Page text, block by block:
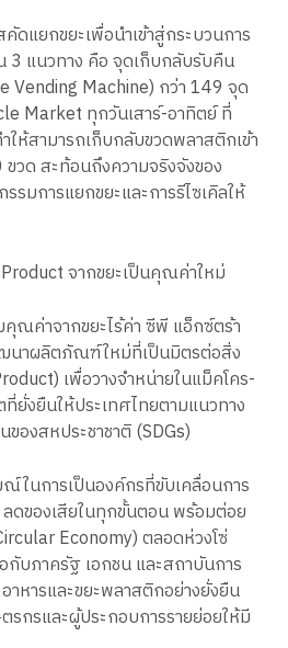
ดแยกขยะเพื่อนำเข้าสู่กระบวนการ
3 แนวทาง คือ จุดเก็บกลับรับคืน
Vending Machine) กว่า 149 จุด
Market ทุกวันเสาร์-อาทิตย์ ที่
ให้สามารถเก็บกลับขวดพลาสติกเข้า
วด สะท้อนถึงความจริงจังของ
มการแยกขยะและการรีไซเคิลให้
จากขยะเป็นคุณค่าใหม่
ณค่าจากขยะไร้ค่า ซีพี แอ็กซ์ตร้า
นาผลิตภัณฑ์ใหม่ที่เป็นมิตรต่อสิ่ง
เพื่อวางจำหน่ายในแม็คโคร-
ยั่งยืนให้ประเทศไทยตามแนวทาง
องสหประชาชาติ (SDGs)
ในการเป็นองค์กรที่ขับเคลื่อนการ
ดของเสียในทุกขั้นตอน พร้อมต่อย
Economy) ตลอดห่วงโซ่
กับภาครัฐ เอกชน และสถาบันการ
าหารและขยะพลาสติกอย่างยั่งยืน
กรและผู้ประกอบการรายย่อยให้มี